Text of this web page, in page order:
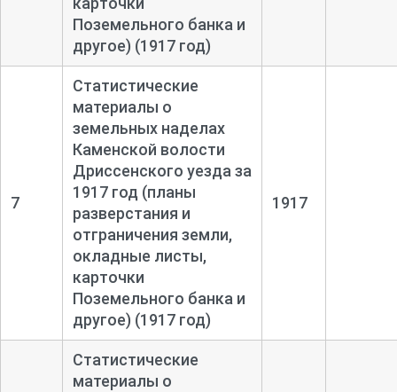
Поземельного банка и
другое) (1917 год)
7
Статистические
материалы о
земельных наделах
Каменской волости
Дриссенского уезда за
1917 год (планы
разверстания и
отграничения земли,
окладные листы,
карточки
Поземельного банка и
другое) (1917 год)
1917
Статистические
материалы о